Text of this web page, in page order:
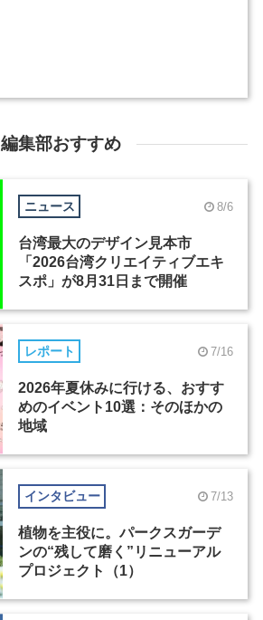
編集部おすすめ
ニュース 8/6
台湾最大のデザイン見本市
「2026台湾クリエイティブエキ
スポ」が8月31日まで開催
レポート 7/16
2026年夏休みに行ける、おすす
めのイベント10選：そのほかの
地域
インタビュー 7/13
植物を主役に。パークスガーデ
ンの“残して磨く”リニューアル
プロジェクト（1）